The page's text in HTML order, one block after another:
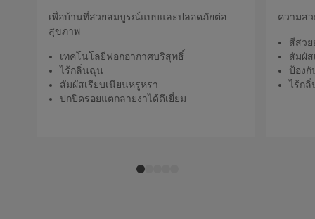
เพื่อบ้านที่สวยสมบูรณ์แบบและปลอดภัยต่อ
สุขภาพ
เทคโนโลยีฟอกอากาศบริสุทธิ์
ไร้กลิ่นฉุน
สัมผัสเรียบเนียนหรูหรา
ปกปิดรอยแตกลายงาได้ดีเยี่ยม
ความส
สีสว
สัมผั
ป้อง
ไร้กลิ่